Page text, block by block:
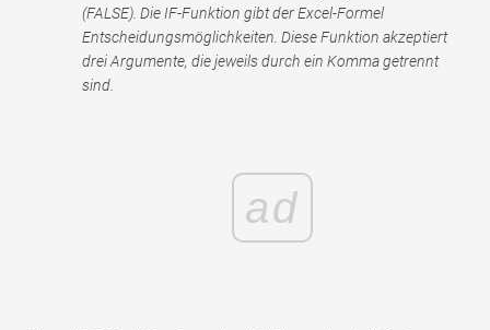
(FALSE). Die IF-Funktion gibt der Excel-Formel
Entscheidungsmöglichkeiten. Diese Funktion akzeptiert
drei Argumente, die jeweils durch ein Komma getrennt
sind.
ad